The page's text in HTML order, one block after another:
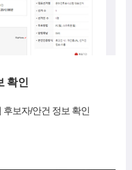
확인
보자/안건 정보 확인